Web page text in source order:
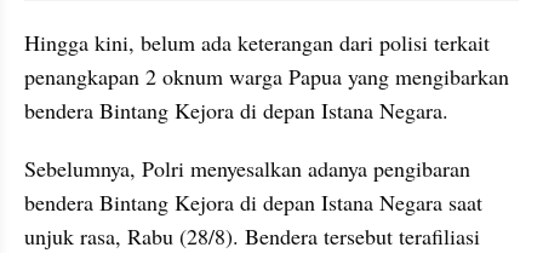
Hingga kini, belum ada keterangan dari polisi terkait
penangkapan 2 oknum warga Papua yang mengibarkan
bendera Bintang Kejora di depan Istana Negara.
Sebelumnya, Polri menyesalkan adanya pengibaran
bendera Bintang Kejora di depan Istana Negara saat
unjuk rasa, Rabu (28/8). Bendera tersebut terafiliasi